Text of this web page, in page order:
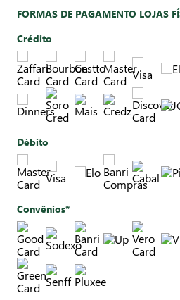
FORMAS DE PAGAMENTO LOJAS
Crédito
Débito
Convênios*